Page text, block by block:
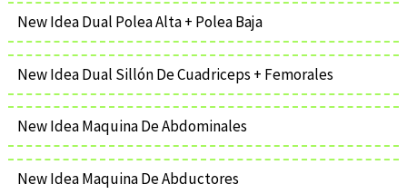
New Idea Dual Polea Alta + Polea Baja
New Idea Dual Sillón De Cuadriceps + Femorales
New Idea Maquina De Abdominales
New Idea Maquina De Abductores